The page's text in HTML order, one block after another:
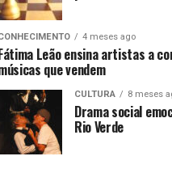
4 meses ago
Leão ensina artistas a
que vendem
CULTURA 8 meses
Drama social
Rio Verde